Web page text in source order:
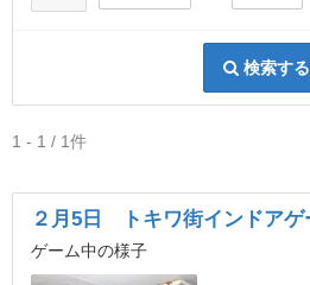
検索する
1 - 1 / 1件
ゲーム中の様子